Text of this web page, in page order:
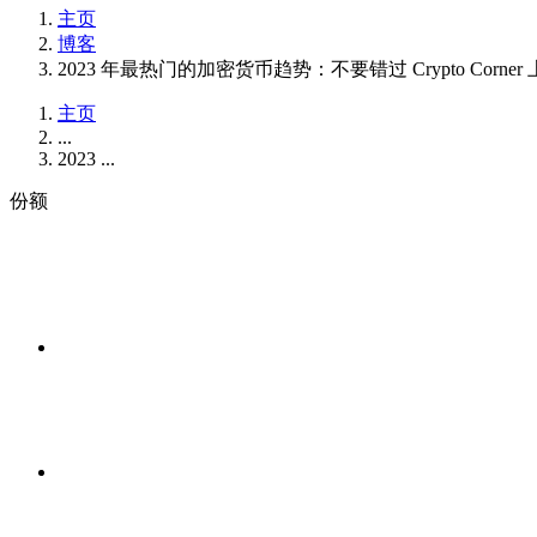
主页
博客
2023 年最热门的加密货币趋势：不要错过 Crypto Corner
主页
...
2023 ...
份额